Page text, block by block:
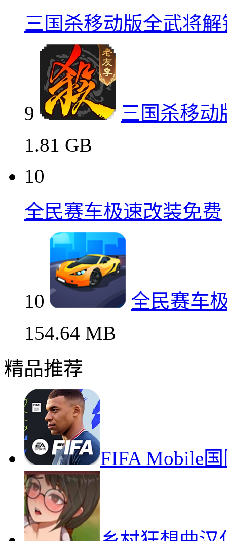
三国杀移动版全武将
9
三国杀移动
1.81 GB
10
全民赛车极速改装免费
10
全民赛车
154.64 MB
精品推荐
FIFA Mobile